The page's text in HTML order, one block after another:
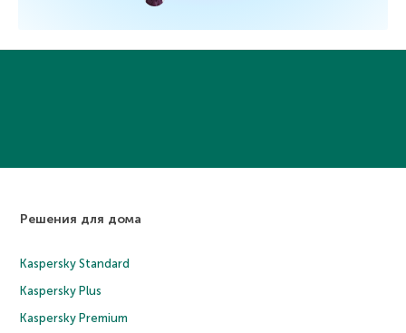
Решения для дома
Kaspersky Standard
Kaspersky Plus
Kaspersky Premium